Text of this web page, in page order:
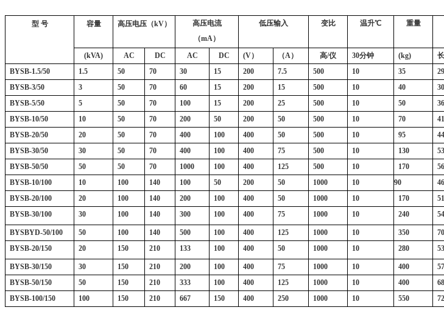
型 号 容量 高压电压（kV）
高压电流
（mA）
低压输入 变比 温升℃ 重量
(kVA)
AC DC AC DC (V） （A） 高/仪 30分钟 (kg)
BYSB-1.5/50
1.5 50 70 30 15 200 7.5 500 10 35
BYSB-3/50
3 50 70 60 15 200 15 500 10 40
BYSB-5/50 5 50 70 100 15 200 25 500 10 50
BYSB-10/50 10 50 70 200 50 200 50 500 10 70
BYSB-20/50 20 50 70 400 100 400 50 500 10 95
BYSB-30/50 30 50 70 400 100 400 75 500 10 130
BYSB-50/50 50 50 70 1000 100 400 125 500 10 170
BYSB-10/100 10 100 140 100 50 200 50 1000 10 90
BYSB-20/100 20 100 140 200 100 400 50 1000 10 170
BYSB-30/100 30 100 140 300 100 400 75 1000 10 240
BYSBYD-50/100 50 100 140 500 100 400 125 1000 10 350
BYSB-20/150 20 150 210 133 100 400 50 1000 10 280
BYSB-30/150 30 150 210 200 100 400 75 1000 10 400
BYSB-50/150 50 150 210 333 100 400 125 1000 10 400
BYSB-100/150 100 150 210 667 150 400 250 1000 10 550